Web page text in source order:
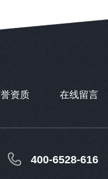
资质 在线留言
400-6528-616